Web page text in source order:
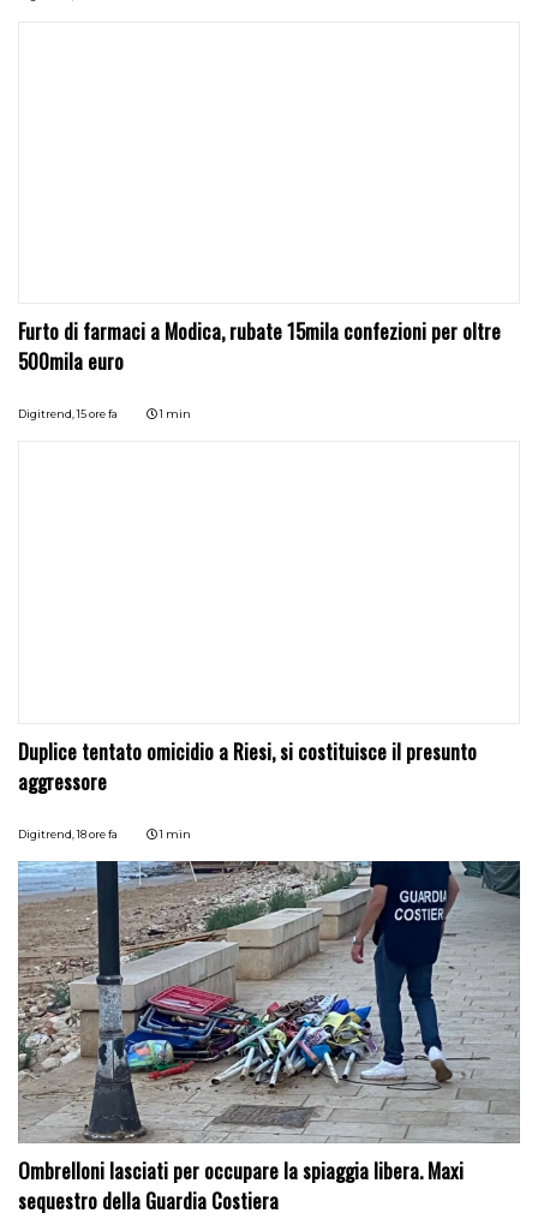
Furto di farmaci a Modica, rubate 15mila confezioni per oltre
500mila euro
Digitrend,15 ore fa 1 min
Duplice tentato omicidio a Riesi, si costituisce il presunto
aggressore
Digitrend,18 ore fa 1 min
Ombrelloni lasciati per occupare la spiaggia libera. Maxi
sequestro della Guardia Costiera